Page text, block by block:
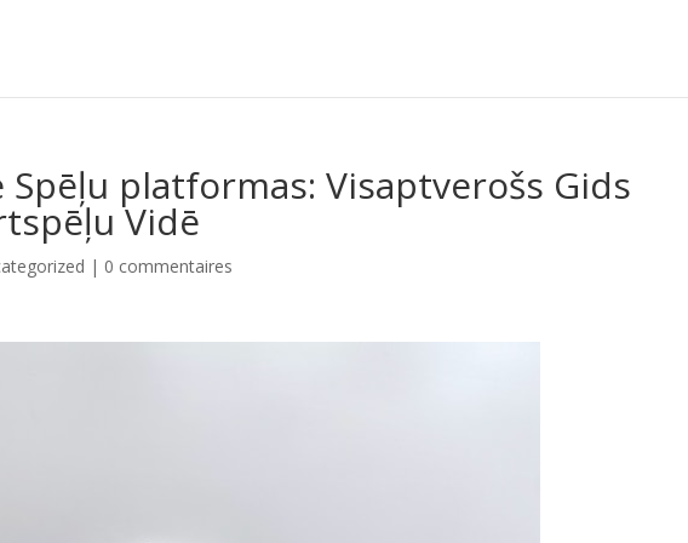
platformas: Visaptverošs Gids
Vidē
| 0 commentaires